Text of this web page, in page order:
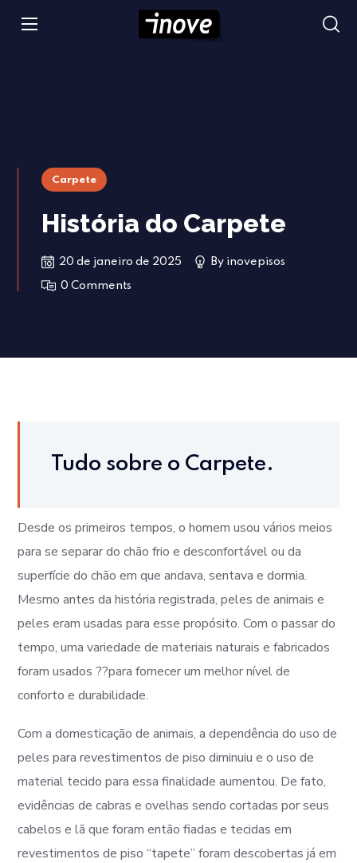
Carpete
História do Carpete
20 de janeiro de 2025 By inovepisos
0 Comments
Tudo sobre o Carpete.
Desde os primeiros tempos, o homem usou vários meios
para se separar do chão frio e desconfortável ou da
superfície do chão em que andava, sentava e dormia.
Mesmo antes da história registrada, peles de animais e
peles eram usadas para esse propósito. Com o passar do
tempo, uma variedade de materiais naturais e fabricados
foram usados ??para fornecer um melhor nível de
conforto e durabilidade.
Com a domesticação de animais, a dependência do uso de
peles para revestimentos de piso diminuiu e o uso de
material tecido para essa finalidade aumentou. De fato,
evidências de cabras e ovelhas sendo cortadas por seus
cabelos e lã que foram então fiadas e tecidas em
revestimentos de piso “tapete” foram descobertas já em